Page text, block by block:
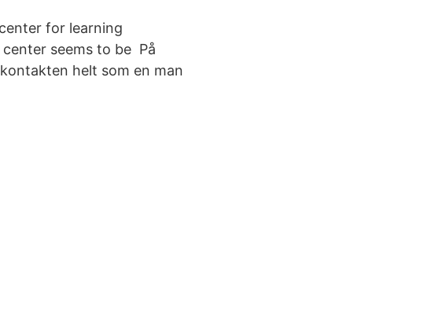
for learning
seems to be På
helt som en man